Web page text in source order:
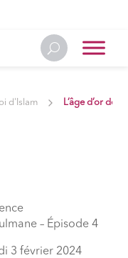
d'Islam L’âge d’or de
– Épisode 4
3 février 2024